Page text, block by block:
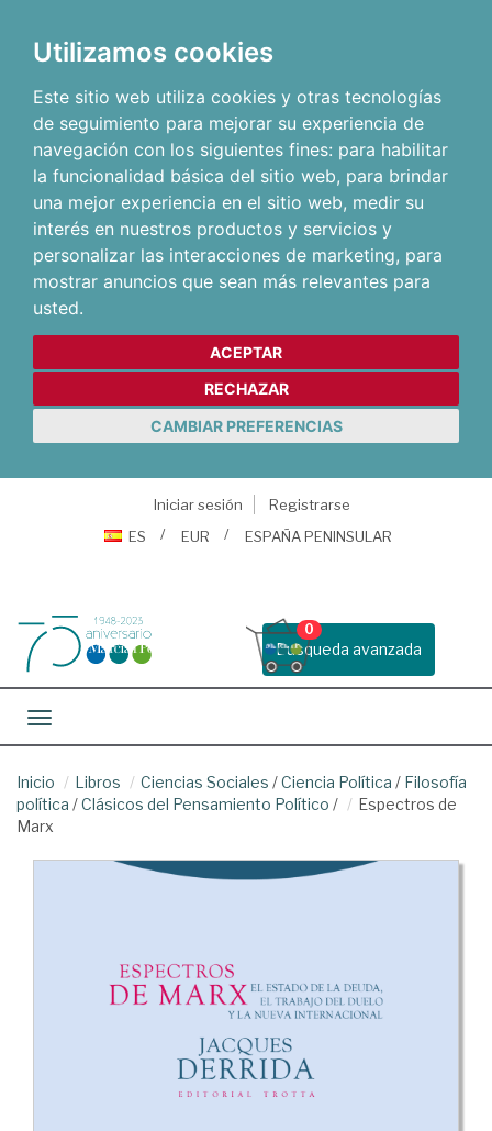
Utilizamos cookies
Este sitio web utiliza cookies y otras tecnologías
de seguimiento para mejorar su experiencia de
navegación con los siguientes fines: para habilitar
la funcionalidad básica del sitio web, para brindar
una mejor experiencia en el sitio web, medir su
interés en nuestros productos y servicios y
personalizar las interacciones de marketing, para
mostrar anuncios que sean más relevantes para
usted.
ACEPTAR
RECHAZAR
CAMBIAR PREFERENCIAS
Iniciar sesión
Registrarse
ES
EUR ESPAÑA PENINSULAR
Busqueda avanzada
0
Toggle navigation
Inicio Libros Ciencias Sociales /Ciencia Política / Filosofía
política /Clásicos del Pensamiento Político /
Espectros de
Marx